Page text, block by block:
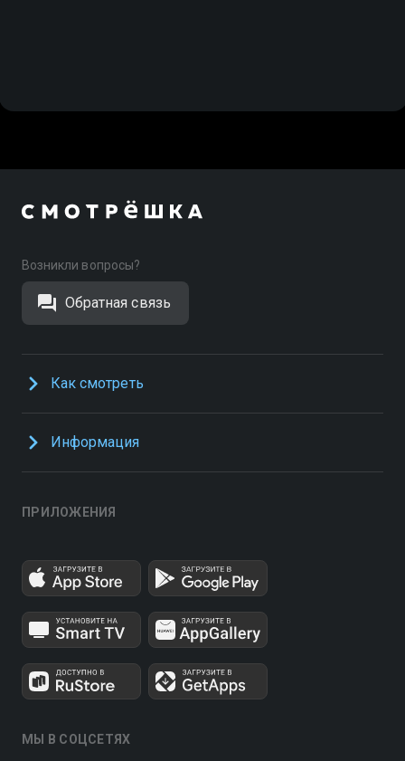
Возникли вопросы?
Обратная связь
Как смотреть
Информация
ПРИЛОЖЕНИЯ
МЫ В СОЦСЕТЯХ